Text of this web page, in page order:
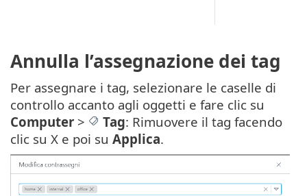
Annulla l’assegnazione dei tag
Per assegnare i tag, selezionare le caselle di
controllo accanto agli oggetti e fare clic su
Computer > Tag: Rimuovere il tag facendo
clic su X e poi su Applica.